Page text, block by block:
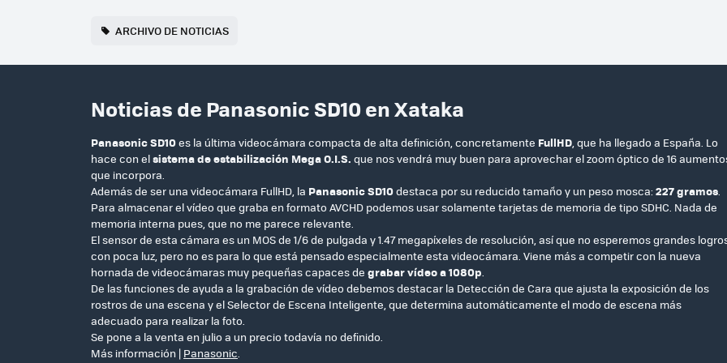
ARCHIVO DE NOTICIAS
Noticias de Panasonic SD10 en Xataka
Panasonic SD10es la última videocámara compacta de alta definición, concretamente FullHD, que ha llegado a España. Lo
hace con elsistema de estabilización Mega O.I.S. que nos vendrá muy buen para aprovechar el zoom óptico de 16
que incorpora.
Además de ser una videocámara FullHD, la Panasonic SD10destaca por su reducido tamaño y un peso mosca: 227 gramos.
Para almacenar el vídeo que graba en formato AVCHD podemos usar solamente tarjetas de memoria de tipo SDHC. Nada de
memoria interna pues, que no me parece relevante.
El sensor de esta cámara es un MOS de 1/6 de pulgada y 1.47 megapíxeles de resolución, así que no esperemos grandes
con poca luz, pero no es para lo que está pensado especialmente esta videocámara. Viene más a competir con la nueva
hornada de videocámaras muy pequeñas capaces de grabar vídeo a 1080p.
De las funciones de ayuda a la grabación de vídeo debemos destacar la Detección de Cara que ajusta la exposición de los
rostros de una escena y el Selector de Escena Inteligente, que determina automáticamente el modo de escena más
adecuado para realizar la foto.
Se pone a la venta en julio a un precio todavía no definido.
Más información | Panasonic.